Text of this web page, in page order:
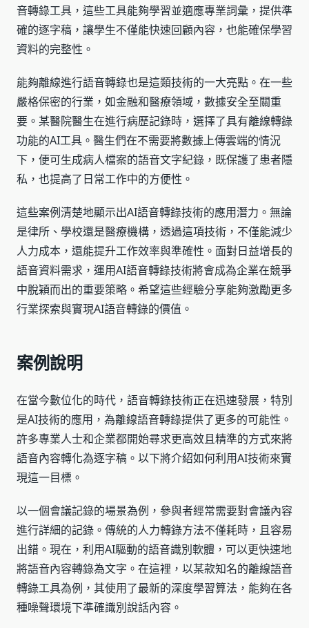
音轉錄工具，這些工具能夠學習並適應專業詞彙，提供準
確的逐字稿，讓學生不僅能快速回顧內容，也能確保學習
資料的完整性。
能夠離線進行語音轉錄也是這類技術的一大亮點。在一些
嚴格保密的行業，如金融和醫療領域，數據安全至關重
要。某醫院醫生在進行病歷記錄時，選擇了具有離線轉錄
功能的AI工具。醫生們在不需要將數據上傳雲端的情況
下，便可生成病人檔案的語音文字紀錄，既保護了患者隱
私，也提高了日常工作中的方便性。
這些案例清楚地顯示出AI語音轉錄技術的應用潛力。無論
是律所、學校還是醫療機構，透過這項技術，不僅能減少
人力成本，還能提升工作效率與準確性。面對日益增長的
語音資料需求，運用AI語音轉錄技術將會成為企業在競爭
中脫穎而出的重要策略。希望這些經驗分享能夠激勵更多
行業探索與實現AI語音轉錄的價值。
案例說明
在當今數位化的時代，語音轉錄技術正在迅速發展，特別
是AI技術的應用，為離線語音轉錄提供了更多的可能性。
許多專業人士和企業都開始尋求更高效且精準的方式來將
語音內容轉化為逐字稿。以下將介紹如何利用AI技術來實
現這一目標。
以一個會議記錄的場景為例，參與者經常需要對會議內容
進行詳細的記錄。傳統的人力轉錄方法不僅耗時，且容易
出錯。現在，利用AI驅動的語音識別軟體，可以更快速地
將語音內容轉錄為文字。在這裡，以某款知名的離線語音
轉錄工具為例，其使用了最新的深度學習算法，能夠在各
種噪聲環境下準確識別說話內容。